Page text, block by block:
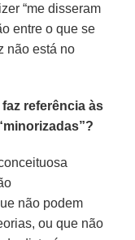
“me disseram
entre o que se
não está no
referência às
não podem
ou que não